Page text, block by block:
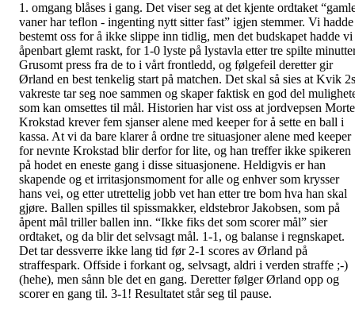
1. omgang blåses i gang. Det viser seg at det kjente ordtaket
vaner har teflon - ingenting nytt sitter fast” igjen stemmer. Vi hadde
bestemt oss for å ikke slippe inn tidlig, men det budskapet hadde vi
åpenbart glemt raskt, for 1-0 lyste på lystavla etter tre spilte
Grusomt press fra de to i vårt frontledd, og følgefeil deretter gir
Ørland en best tenkelig start på matchen. Det skal så sies at Kvik 2s
vakreste tar seg noe sammen og skaper faktisk en god del
som kan omsettes til mål. Historien har vist oss at jordvepsen
Krokstad krever fem sjanser alene med keeper for å sette en ball i
kassa. At vi da bare klarer å ordne tre situasjoner alene med keeper
for nevnte Krokstad blir derfor for lite, og han treffer ikke spikeren
på hodet en eneste gang i disse situasjonene. Heldigvis er han
skapende og et irritasjonsmoment for alle og enhver som krysser
hans vei, og etter utrettelig jobb vet han etter tre bom hva han skal
gjøre. Ballen spilles til spissmakker, eldstebror Jakobsen, som på
åpent mål triller ballen inn. “Ikke fiks det som scorer mål” sier
ordtaket, og da blir det selvsagt mål. 1-1, og balanse i regnskapet.
Det tar dessverre ikke lang tid før 2-1 scores av Ørland på
straffespark. Offside i forkant og, selvsagt, aldri i verden straffe ;-)
(hehe), men sånn ble det en gang. Deretter følger Ørland opp og
scorer en gang til. 3-1! Resultatet står seg til pause.